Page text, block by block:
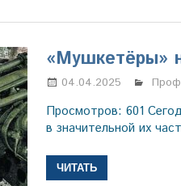
«Мушкетёры»
04.04.2025
Просмотров: 601
в значительной их
ЧИТАТЬ